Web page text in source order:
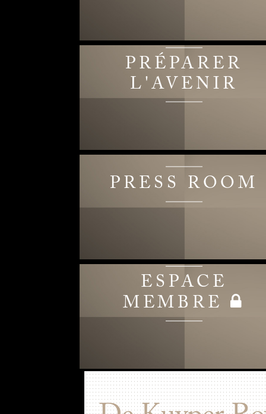
PRÉPARER
L'AVENIR
PRESS ROOM
ESPACE
MEMBRE